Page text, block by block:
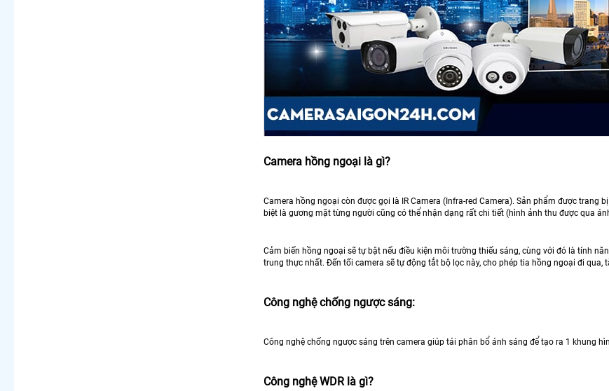
Camera hồng ngoại là gì?
Camera hồng ngoại còn được gọi là IR Camera (Infra-red Camera). Sản phẩm được
biệt là gương mặt từng người cũng có thể nhận dạng rất chi tiết (hình ảnh thu được qua
Cảm biến hồng ngoại sẽ tự bật nếu điều kiện môi trường thiếu sáng, cùng với đó là tính
trung thực nhất. Đến tối camera sẽ tự động tắt bộ lọc này, cho phép tia hồng ngoại đi qua,
Công nghệ chống ngược sáng:
Công nghệ chống ngược sáng trên camera giúp tái phân bổ ánh sáng để tạo ra 1 khung
Công nghệ WDR là gì?